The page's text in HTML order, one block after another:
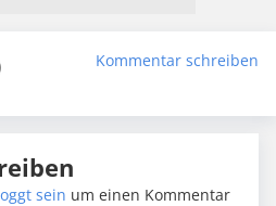
Kommentar schreiben
sein um einen Kommentar